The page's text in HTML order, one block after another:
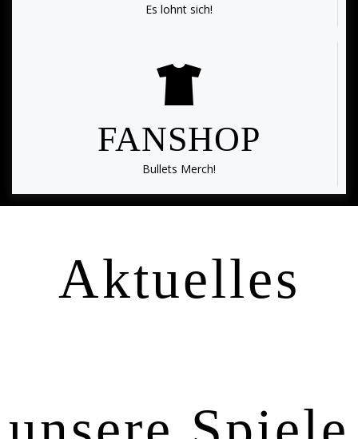
Es lohnt sich!
FANSHOP
Bullets Merch!
Aktuelles